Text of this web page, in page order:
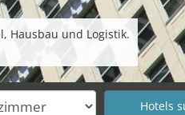
Hausbau und Logistik.